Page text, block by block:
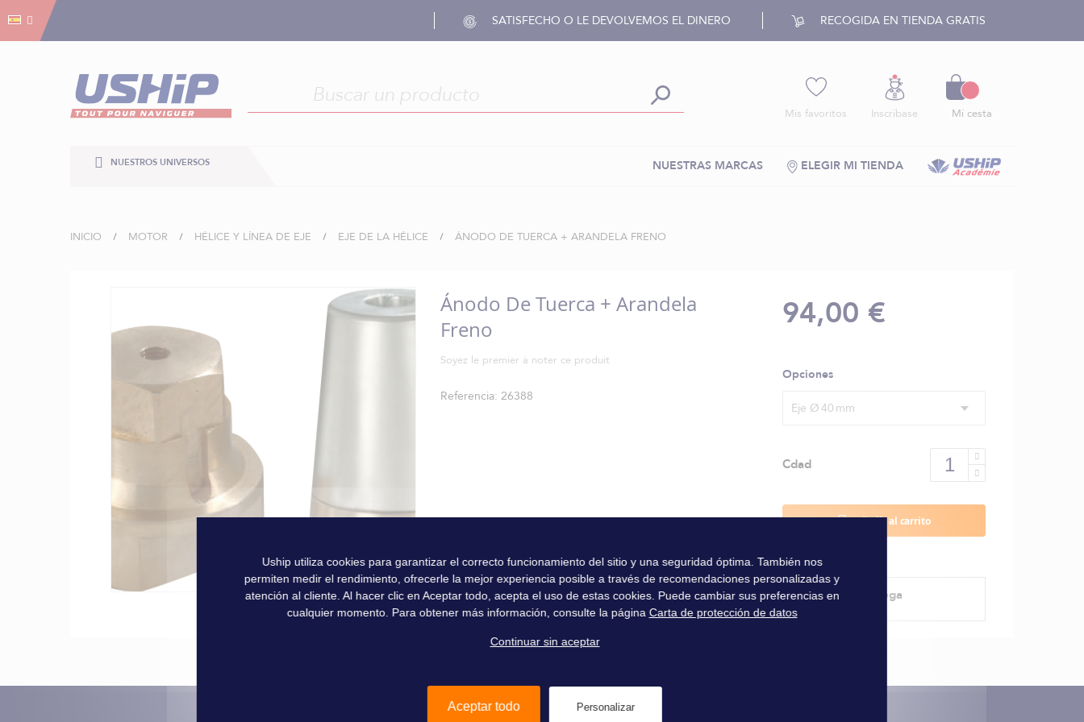
SATISFECHO O LE DEVOLVEMOS EL DINERO RECOGIDA EN TIENDA GRATIS
Mis favoritos Inscríbase Mi cesta
NUESTROS UNIVERSOS ELEGIR MI TIENDA
NUESTRAS MARCAS
INICIO MOTOR HÉLICE Y LÍNEA DE EJE EJE DE LA HÉLICE ÁNODO DE TUERCA + ARANDELA FRENO
final
Ánodo De Tuerca + Arandela
Freno
Soyez le premier à noter ce produit
Referencia 26388
94,00 €
Opciones
Eje Ø 40 mm
Cdad
Añadir al carrito
Método de entrega
Gestión de cookies
Uship utiliza cookies para garantizar el correcto funcionamiento del sitio y una seguridad óptima. También nos
permiten medir el rendimiento, ofrecerle la mejor experiencia posible a través de recomendaciones personalizadas y
atención al cliente. Al hacer clic en Aceptar todo, acepta el uso de estas cookies. Puede cambiar sus preferencias en
cualquier momento. Para obtener más información, consulte la página Carta de protección de datos
Continuar sin aceptar
Aceptar todo Personalizar
Gestión de cookies